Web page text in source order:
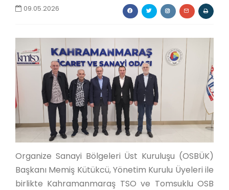
İLETİŞİM
09.05.2026
Organize Sanayi Bölgeleri Üst Kuruluşu (OSBÜK)
Başkanı Memiş Kütükcü, Yönetim Kurulu Üyeleri ile
birlikte Kahramanmaraş TSO ve Tomsuklu OSB